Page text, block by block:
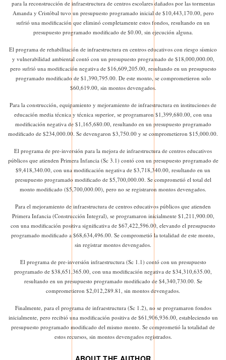
para la reconstrucción de infraestructura de centros escolares dañados por las tormentas
Amanda y Cristóbal tuvo un presupuesto programado inicial de $10,443,170.00, pero
sufrió una modificación que eliminó completamente estos fondos, resultando en un
presupuesto programado modificado de $0.00, sin ejecución alguna.
El programa de rehabilitación de infraestructura en centros educativos con riesgo sísmico
y vulnerabilidad ambiental contó con un presupuesto programado de $18,000,000.00,
pero sufrió una modificación negativa de $16,609,205.00, resultando en un presupuesto
programado modificado de $1,390,795.00. De este monto, se comprometieron solo
$60,619.00, sin montos devengados.
Para la construcción, equipamiento y mejoramiento de infraestructura en instituciones de
educación media técnica y técnica superior, se programaron $1,399,680.00, con una
modificación negativa de $1,165,680.00, resultando en un presupuesto programado
modificado de $234,000.00. Se devengaron $3,750.00 y se comprometieron $15,000.00.
El programa de pre-inversión para la mejora de infraestructura de centros educativos
públicos que atienden Primera Infancia (Sc 3.1) contó con un presupuesto programado de
$9,418,340.00, con una modificación negativa de $3,718,340.00, resultando en un
presupuesto programado modificado de $5,700,000.00. Se comprometió el total del
monto modificado ($5,700,000.00), pero no se registraron montos devengados.
Para el mejoramiento de infraestructura de centros educativos públicos que atienden
Primera Infancia (Construcción Integral), se programaron inicialmente $1,211,900.00,
con una modificación positiva significativa de $67,422,596.00, elevando el presupuesto
programado modificado a $68,634,496.00. Se comprometió la totalidad de este monto,
sin registrar montos devengados.
El programa de pre-inversión infraestructura (Sc 1.1) contó con un presupuesto
programado de $38,651,365.00, con una modificación negativa de $34,310,635.00,
resultando en un presupuesto programado modificado de $4,340,730.00. Se
comprometieron $2,012,289.81, sin montos devengados.
Finalmente, para el programa de infraestructura (Sc 1.2), no se programaron fondos
inicialmente, pero recibió una modificación positiva de $61,906,936.00, estableciendo un
presupuesto programado modificado del mismo monto. Se comprometió la totalidad de
estos recursos, sin montos devengados registrados.